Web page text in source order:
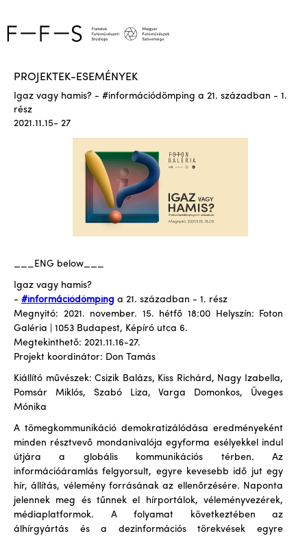
PROJEKTEK-ESEMÉNYEK
Igaz vagy hamis? - #információdömping a 21. században - 1.
rész
2021.11.15- 27
___ENG below___
Igaz vagy hamis?
- #információdömping a 21. században - 1. rész
Megnyitó: 2021. november. 15. hétfő 18:00 Helyszín: Foton
Galéria | 1053 Budapest, Képíró utca 6.
Megtekinthető: 2021.11.16-27.
Projekt koordinátor: Don Tamás
Kiállító művészek: Csizik Balázs, Kiss Richárd, Nagy Izabella,
Pomsár Miklós, Szabó Liza, Varga Domonkos, Üveges
Mónika
A tömegkommunikáció demokratizálódása eredményeként
minden résztvevő mondanivalója egyforma esélyekkel indul
útjára a globális kommunikációs térben. Az
információáramlás felgyorsult, egyre kevesebb idő jut egy
hír, állítás, vélemény forrásának az ellenőrzésére. Naponta
jelennek meg és tűnnek el hírportálok, véleményvezérek,
médiaplatformok. A folyamat következtében az
álhírgyártás és a dezinformációs törekvések egyre